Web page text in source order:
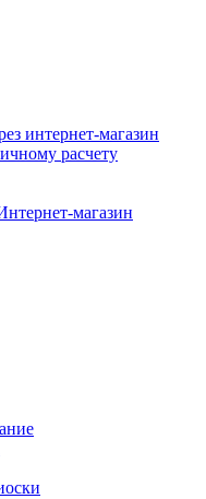
интернет-магазин
расчету
магазин